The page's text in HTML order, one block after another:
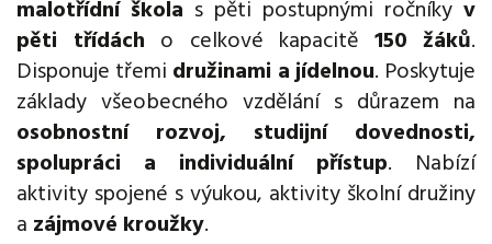
malotřídní škola s pěti postupnými ročníky v
pěti třídách o celkové kapacitě 150 žáků.
Disponuje třemi družinami a jídelnou. Poskytuje
základy všeobecného vzdělání s důrazem na
osobnostní rozvoj, studijní dovednosti,
spolupráci a individuální přístup. Nabízí
aktivity spojené s výukou, aktivity školní družiny
a zájmové kroužky.